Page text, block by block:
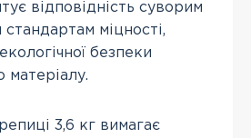
відповідність суворим
міцності,
безпеки
матеріалу.
3,6 кг вимагає